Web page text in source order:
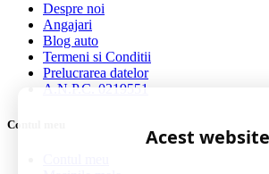
Despre noi
Angajari
Blog auto
Termeni si Conditii
Prelucrarea datelor
A.N.P.C. 0219551
Contul meu
Acest